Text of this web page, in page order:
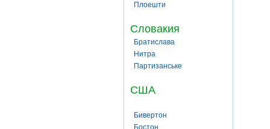
Плоешти
Словакия
Братислава
Нитра
Партизанське
США
Бивертон
Бостон